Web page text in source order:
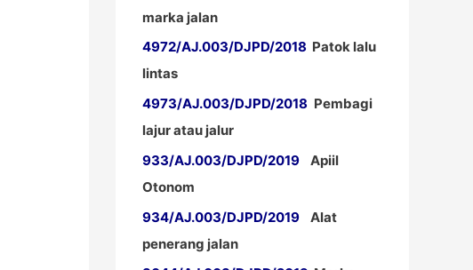
marka jalan
4972/AJ.003/DJPD/2018 Patok lalu
lintas
4973/AJ.003/DJPD/2018 Pembagi
lajur atau jalur
933/AJ.003/DJPD/2019 Apiil
Otonom
934/AJ.003/DJPD/2019 Alat
penerang jalan